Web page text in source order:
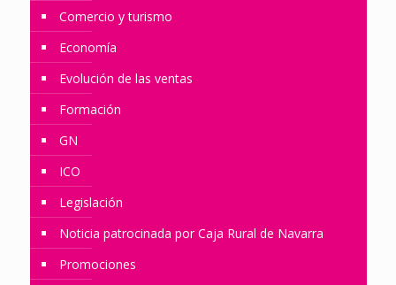
Comercio y turismo
Economía
Evolución de las ventas
Formación
GN
ICO
Legislación
Noticia patrocinada por Caja Rural de Navarra
Promociones